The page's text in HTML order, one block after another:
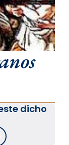
dicho